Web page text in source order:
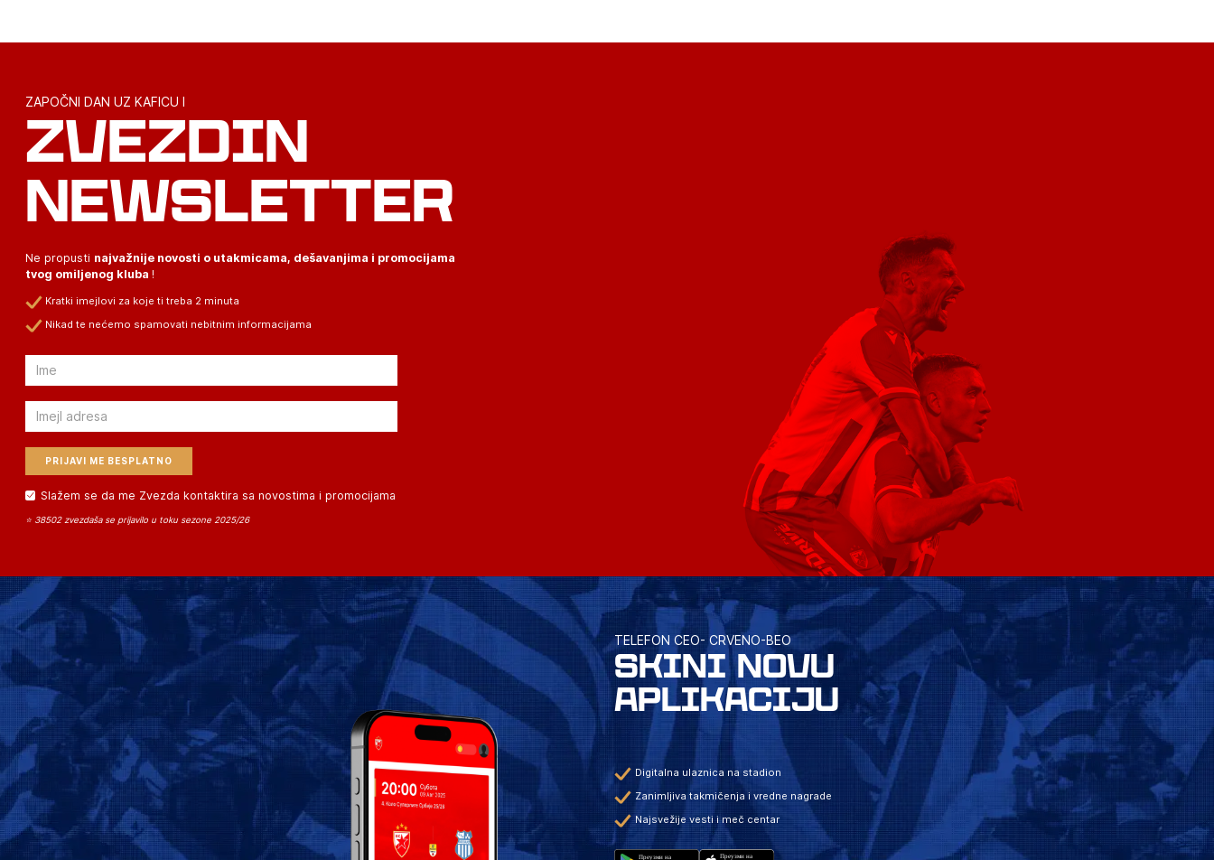
ZAPOČNI DAN UZ KAFICU I
ZVEZDIN
NEWSLETTER
Ne propusti najvažnije novosti o utakmicama, dešavanjima i promocijama
tvog omiljenog kluba !
Kratki imejlovi za koje ti treba 2 minuta
Nikad te nećemo spamovati nebitnim informacijama
Email
Email
Slažem se da me Zvezda kontaktira sa novostima i promocijama
⭐ 38502 zvezdaša se prijavilo u toku sezone 2025/26
TELEFON CEO- CRVENO-BEO
SKINI NOVU
APLIKACIJU
Digitalna ulaznica na stadion
Zanimljiva takmičenja i vredne nagrade
Najsvežije vesti i meč centar